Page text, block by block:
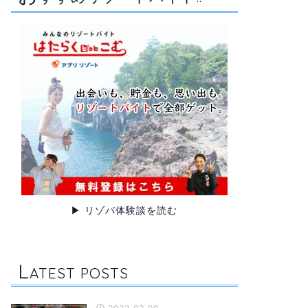
▶ リゾバ体験談を読む
LATEST POSTS